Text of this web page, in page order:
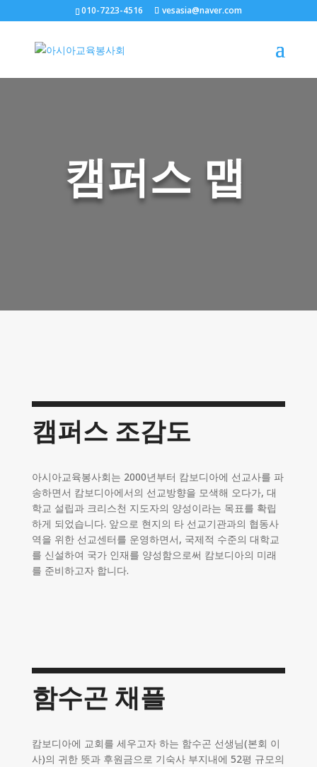
010-7223-4516 vesasia@naver.com
캠퍼스 맵
캠퍼스 조감도
아시아교육봉사회는 2000년부터 캄보디아에 선교사를 파
송하면서 캄보디아에서의 선교방향을 모색해 오다가, 대
학교 설립과 크리스천 지도자의 양성이라는 목표를 확립
하게 되었습니다. 앞으로 현지의 타 선교기관과의 협동사
역을 위한 선교센터를 운영하면서, 국제적 수준의 대학교
를 신설하여 국가 인재를 양성함으로써 캄보디아의 미래
를 준비하고자 합니다.
함수곤 채플
캄보디아에 교회를 세우고자 하는 함수곤 선생님(본회 이
사)의 귀한 뜻과 후원금으로 기숙사 부지내에 52평 규모의